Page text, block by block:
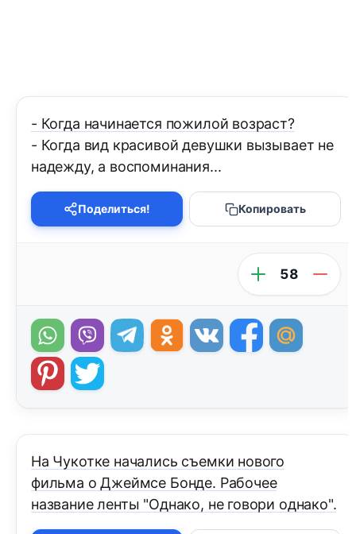
- Когда начинается пожилой возраст?
- Когда вид красивой девушки вызывает не
надежду, а воспоминания...
Поделиться! Копировать
58
На Чукотке начались съемки нового
фильма о Джеймсе Бонде. Рабочее
название ленты "Однако, не говори однако".